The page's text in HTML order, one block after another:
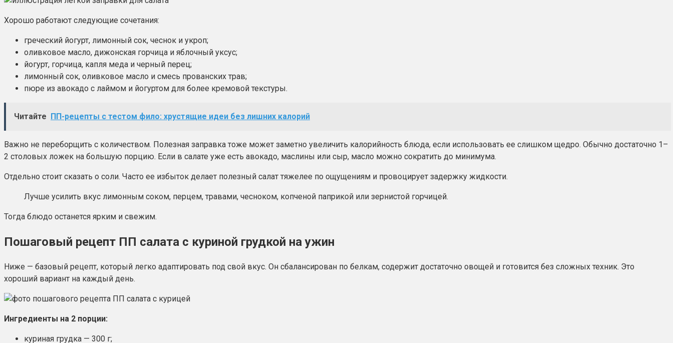
Хорошо работают следующие сочетания:
греческий йогурт, лимонный сок, чеснок и укроп;
оливковое масло, дижонская горчица и яблочный уксус;
йогурт, горчица, капля меда и черный перец;
лимонный сок, оливковое масло и смесь прованских трав;
пюре из авокадо с лаймом и йогуртом для более кремовой текстуры.
Читайте ПП-рецепты с тестом фило: хрустящие идеи без лишних калорий
Важно не переборщить с количеством. Полезная заправка тоже может заметно увеличить калорийность блюда, если использовать ее слишком щедро. Обычно достаточно 1–
2 столовых ложек на большую порцию. Если в салате уже есть авокадо, маслины или сыр, масло можно сократить до минимума.
Отдельно стоит сказать о соли. Часто ее избыток делает полезный салат тяжелее по ощущениям и провоцирует задержку жидкости.
Лучше усилить вкус лимонным соком, перцем, травами, чесноком, копченой паприкой или зернистой горчицей.
Тогда блюдо останется ярким и свежим.
Пошаговый рецепт ПП салата с куриной грудкой на ужин
Ниже — базовый рецепт, который легко адаптировать под свой вкус. Он сбалансирован по белкам, содержит достаточно овощей и готовится без сложных техник. Это
хороший вариант на каждый день.
Ингредиенты на 2 порции:
куриная грудка — 300 г;